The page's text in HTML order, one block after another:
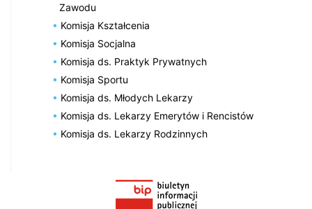
Zawodu
Komisja Kształcenia
Komisja Socjalna
Komisja ds. Praktyk Prywatnych
Komisja Sportu
Komisja ds. Młodych Lekarzy
Komisja ds. Lekarzy Emerytów i Rencistów
Komisja ds. Lekarzy Rodzinnych